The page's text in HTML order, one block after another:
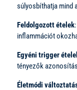
súlyosbíthatja mind
Feldolgozott ételek
inflammációt
Egyéni trigger
tényezők
Életmódi